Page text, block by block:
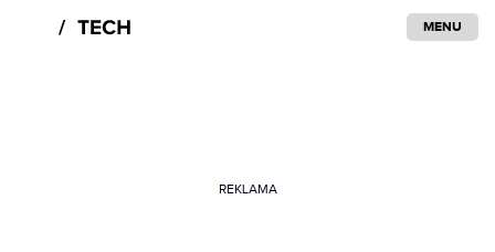
MENU
REKLAMA